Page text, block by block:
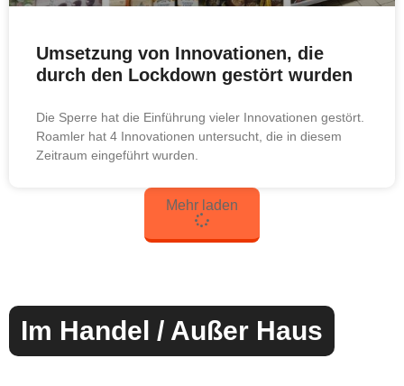
Umsetzung von Innovationen, die
durch den Lockdown gestört wurden
Die Sperre hat die Einführung vieler Innovationen gestört.
Roamler hat 4 Innovationen untersucht, die in diesem
Zeitraum eingeführt wurden.
Mehr laden
Im Handel / Außer Haus